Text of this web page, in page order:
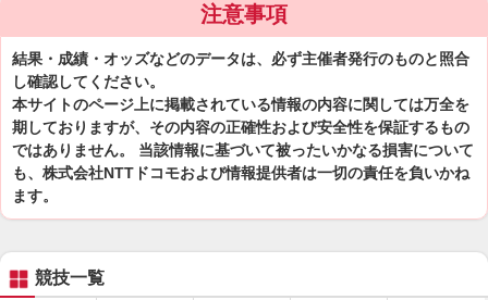
注意事項
結果・成績・オッズなどのデータは、必ず主催者発行のものと照合
し確認してください。
本サイトのページ上に掲載されている情報の内容に関しては万全を
期しておりますが、その内容の正確性および安全性を保証するもの
ではありません。 当該情報に基づいて被ったいかなる損害について
も、株式会社NTTドコモおよび情報提供者は一切の責任を負いかね
ます。
競技一覧